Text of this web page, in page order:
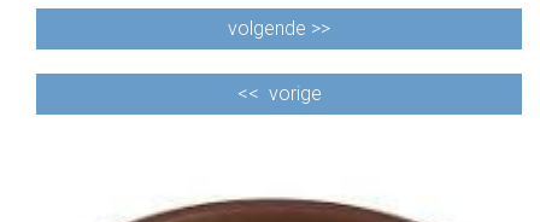
volgende >>
<< vorige